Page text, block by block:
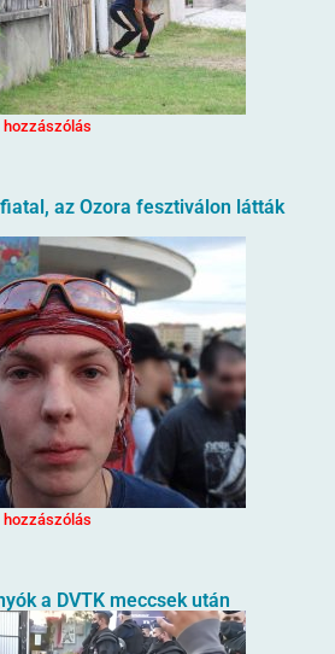
hozzászólás
az Ozora fesztiválon látták
hozzászólás
a DVTK meccsek után